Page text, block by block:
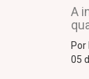
A
Por
05